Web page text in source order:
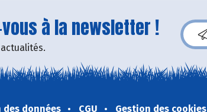
à la newsletter !
données CGU Gestion des cookies